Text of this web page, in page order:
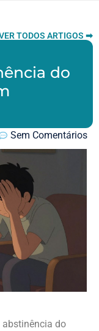
TODOS ARTIGOS ➡
do
Sem Comentários
do